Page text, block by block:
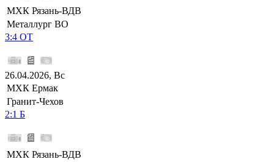
МХК Рязань-ВДВ
Металлург ВО
3:4 ОТ
26.04.2026, Вс
МХК Ермак
Гранит-Чехов
2:1 Б
МХК Рязань-ВДВ